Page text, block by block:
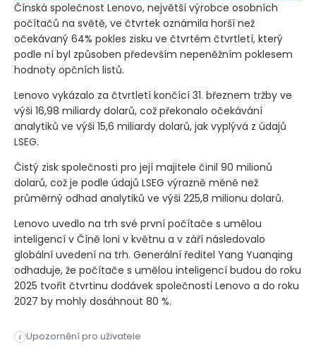
Čínská společnost Lenovo, největší výrobce osobních
počítačů na světě, ve čtvrtek oznámila horší než
očekávaný 64% pokles zisku ve čtvrtém čtvrtletí, který
podle ní byl způsoben především nepeněžním poklesem
hodnoty opčních listů.
Lenovo vykázalo za čtvrtletí končící 31. březnem tržby ve
výši 16,98 miliardy dolarů, což překonalo očekávání
analytiků ve výši 15,6 miliardy dolarů, jak vyplývá z údajů
LSEG.
Čistý zisk společnosti pro její majitele činil 90 milionů
dolarů, což je podle údajů LSEG výrazně méně než
průměrný odhad analytiků ve výši 225,8 milionu dolarů.
Lenovo uvedlo na trh své první počítače s umělou
inteligencí v Číně loni v květnu a v září následovalo
globální uvedení na trh. Generální ředitel Yang Yuanqing
odhaduje, že počítače s umělou inteligencí budou do roku
2025 tvořit čtvrtinu dodávek společnosti Lenovo a do roku
2027 by mohly dosáhnout 80 %.
i Upozornění pro uživatele